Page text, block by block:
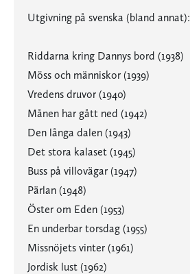
Utgivning på svenska (bland annat):
Riddarna kring Dannys bord (1938)
Möss och människor (1939)
Vredens druvor (1940)
Månen har gått ned (1942)
Den långa dalen (1943)
Det stora kalaset (1945)
Buss på villovägar (1947)
Pärlan (1948)
Öster om Eden (1953)
En underbar torsdag (1955)
Missnöjets vinter (1961)
Jordisk lust (1962)